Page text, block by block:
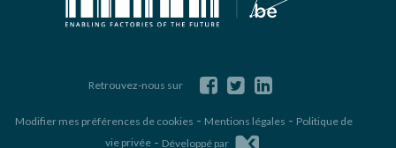
Retrouvez-nous sur
Modifier mes préférences de cookies - Mentions légales - Politique de
vie privée - Développé par